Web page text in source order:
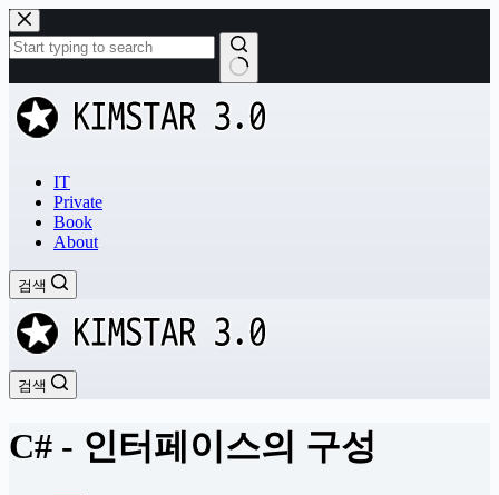
본
문
으
로
건
너
과
없
IT
Private
Book
About
검색
검색
C# - 인터페이스의 구성